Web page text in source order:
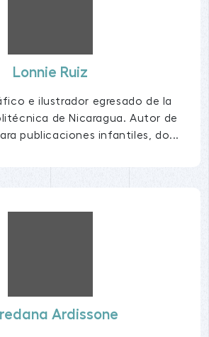
Lonnie Ruiz
e ilustrador egresado de la
de Nicaragua. Autor de
publicaciones infantiles, do...
Ardissone